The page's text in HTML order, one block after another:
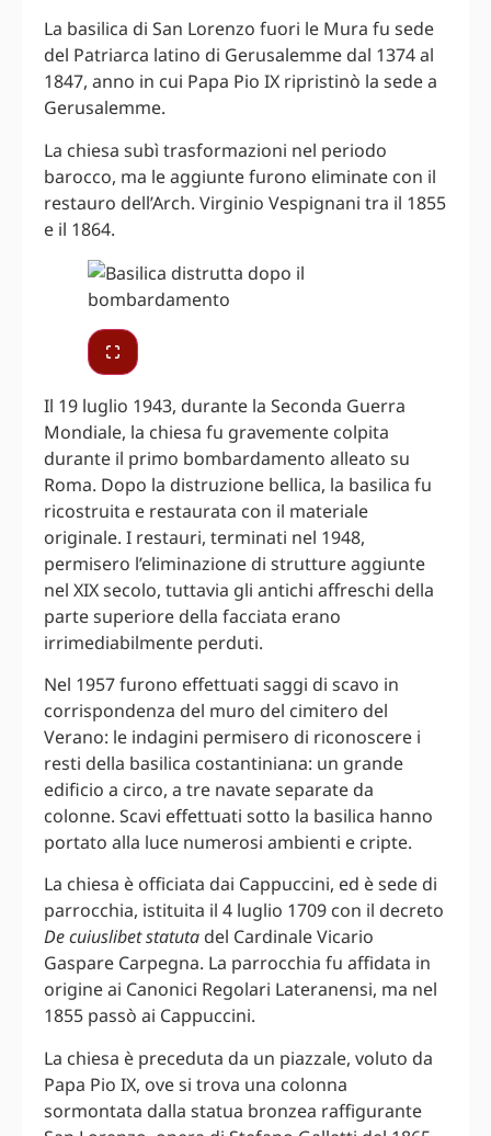
La basilica di San Lorenzo fuori le Mura fu sede
del Patriarca latino di Gerusalemme dal 1374 al
1847, anno in cui Papa Pio IX ripristinò la sede a
Gerusalemme.
La chiesa subì trasformazioni nel periodo
barocco, ma le aggiunte furono eliminate con il
restauro dell’Arch. Virginio Vespignani tra il 1855
e il 1864.
Il 19 luglio 1943, durante la Seconda Guerra
Mondiale, la chiesa fu gravemente colpita
durante il primo bombardamento alleato su
Roma. Dopo la distruzione bellica, la basilica fu
ricostruita e restaurata con il materiale
originale. I restauri, terminati nel 1948,
permisero l’eliminazione di strutture aggiunte
nel XIX secolo, tuttavia gli antichi affreschi della
parte superiore della facciata erano
irrimediabilmente perduti.
Nel 1957 furono effettuati saggi di scavo in
corrispondenza del muro del cimitero del
Verano: le indagini permisero di riconoscere i
resti della basilica costantiniana: un grande
edificio a circo, a tre navate separate da
colonne. Scavi effettuati sotto la basilica hanno
portato alla luce numerosi ambienti e cripte.
La chiesa è officiata dai Cappuccini, ed è sede di
parrocchia, istituita il 4 luglio 1709 con il decreto
De cuiuslibet statuta del Cardinale Vicario
Gaspare Carpegna. La parrocchia fu affidata in
origine ai Canonici Regolari Lateranensi, ma nel
1855 passò ai Cappuccini.
La chiesa è preceduta da un piazzale, voluto da
Papa Pio IX, ove si trova una colonna
sormontata dalla statua bronzea raffigurante